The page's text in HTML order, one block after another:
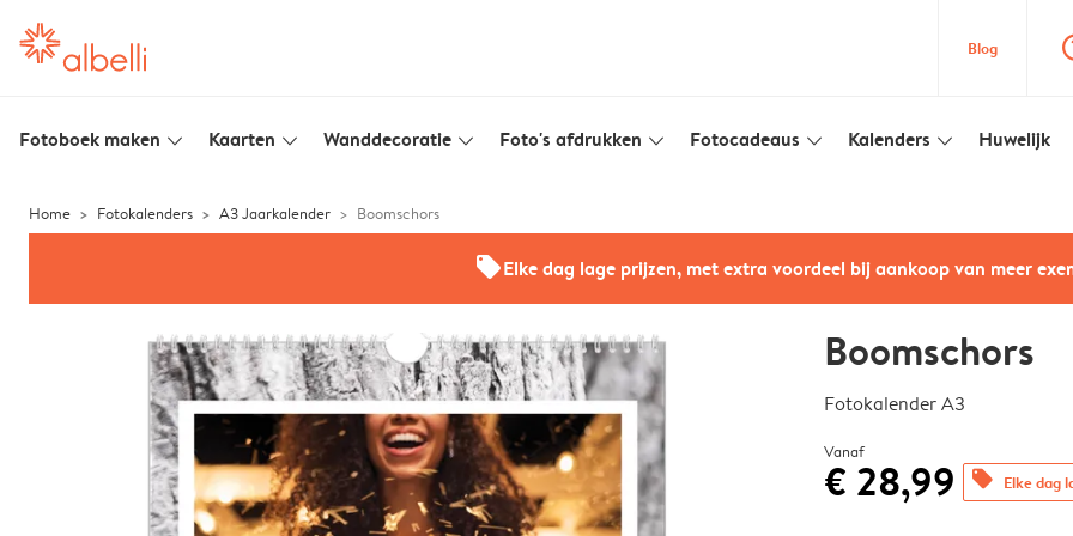
Blog
Fotoboek maken slim_arrow_down Kaarten slim_arrow_down Wanddecoratie slim_arrow_down Foto's afdrukken slim_arrow_down Fotocadeaus slim_arrow_down Kalenders slim_arrow_down Huwelijk
Home Fotokalenders A3 Jaarkalender Boomschors
offersElke dag lage prijzen, met extra voordeel bij aankoop van meer
Boomschors
Fotokalender A3
Vanaf
€ 28,99 offers Elke dag